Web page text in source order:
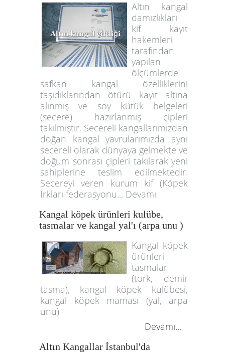
Altın kangal
damızlıkları
kif kayıt
hakemleri
tarafından
yapılan
ölçümlerde
safkan kangal özelliklerini
taşıdıklarından ötürü kayıt altına
alınmış ve soy kütük belgeleri
(secere) hazırlanmış çipleri
takılmıştır. Secereli kangallarımızdan
doğan kangal yavrularımızda aynı
secereli olarak dünyaya gelmekte ve
doğum sonrası çipleri takılarak yeni
sahiplerine teslim edilmektedir.
Secereyi veren kurum kif (Köpek
Irkları federasyonu... Devamı
Kangal köpek ürünleri kulübe,
tasmalar ve kangal yal'ı (arpa unu )
Kangal köpek
ürünleri
tasmalar
(tork, demir
tasma), kangal köpek kulübesi,
kangal köpek maması (yal, arpa
unu)
Devamı...
Altın Kangallar İstanbul'da